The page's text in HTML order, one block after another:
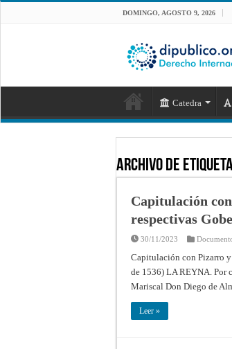
DOMINGO, AGOSTO 9, 2026
Catedra
Archivo de
Capitulación
respectivas
30/11/2023
Capitulación con Pizarro y
de 1536) LA REYNA. Por
Mariscal Don Diego de
Leer »